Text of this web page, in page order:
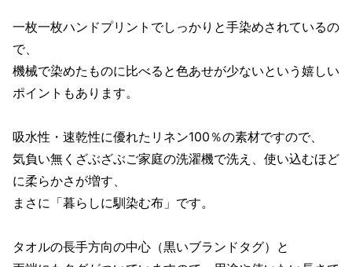
一枚一枚ハンドプリントでしっかりと手染めされているの
で、
機械で染めたものに比べると色あせが少ないという嬉しい
ポイントもあります。
吸水性・速乾性に優れたリネン100％の素材ですので、
気負い無くざぶざぶご家庭の洗濯機で洗え、使い込むほど
に柔らかさが増す、
まさに「暮らしに馴染む布」です。
タオルの長手方向の中心（黒いブランドタグ）と